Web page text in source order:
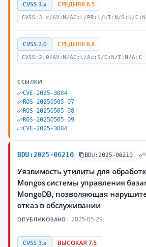
CVSS 3.x СРЕДНЯЯ 6.5
CVSS:3.x/AV:N/AC:L/PR:L/UI:N/S:U/
CVSS 2.0 СРЕДНЯЯ 6.8
CVSS:2.0/AV:N/AC:L/Au:S/C:N/I:N/A:C
ССЫЛКИ
CVE-2025-3084
ROS-20250505-07
ROS-20250505-08
ROS-20250505-09
CVE-2025-3084
BDU:2025-06210 BDU:2025-06210
Уязвимость утилиты для
Mongos системы управления
MongoDB, позволяющая
отказ в обслуживании
ОПУБЛИКОВАНО: 2025-05-29
CVSS 3.x ВЫСОКАЯ 7.5